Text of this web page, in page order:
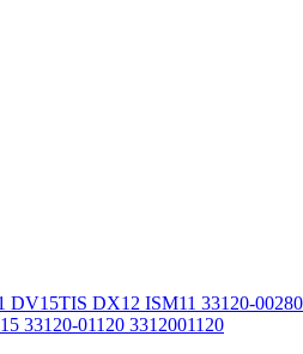
DX12 ISM11 33120-
33120-01120 3312001120